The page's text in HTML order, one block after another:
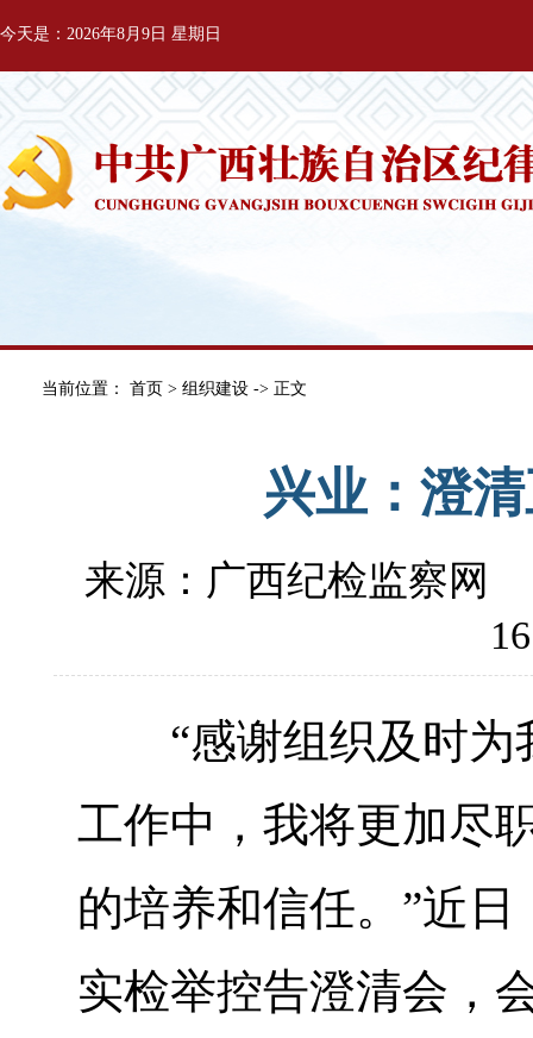
今天是：2026年8月9日 星期日
当前位置： 首页 > 组织建设 -> 正文
兴业：澄
来源：广西纪检监察网
“感谢组织及时为
工作中，我将更加尽
的培养和信任。”近
实检举控告澄清会，